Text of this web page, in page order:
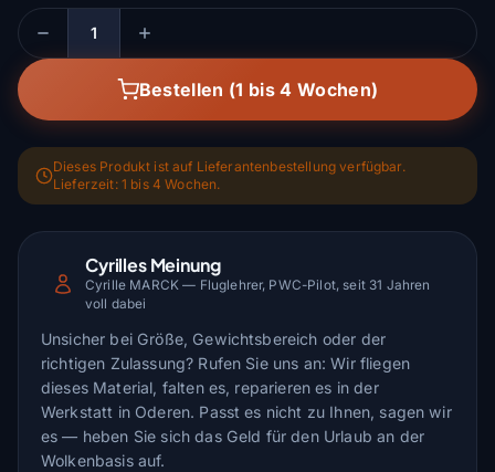
Menge
Bestellen (1 bis 4 Wochen)
Dieses Produkt ist auf Lieferantenbestellung verfügbar.
Lieferzeit: 1 bis 4 Wochen.
Cyrilles Meinung
Cyrille MARCK — Fluglehrer, PWC-Pilot, seit 31 Jahren
voll dabei
Unsicher bei Größe, Gewichtsbereich oder der
richtigen Zulassung? Rufen Sie uns an: Wir fliegen
dieses Material, falten es, reparieren es in der
Werkstatt in Oderen. Passt es nicht zu Ihnen, sagen wir
es — heben Sie sich das Geld für den Urlaub an der
Wolkenbasis auf.